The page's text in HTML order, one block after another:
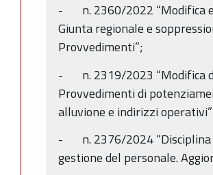
- n. 2360/2022 “Modifica e
Giunta regionale e
Provvedimenti”;
- n. 2319/2023 “Modifica
Provvedimenti di
alluvione e indirizzi
- n. 2376/2024 “Disciplina
gestione del personale.